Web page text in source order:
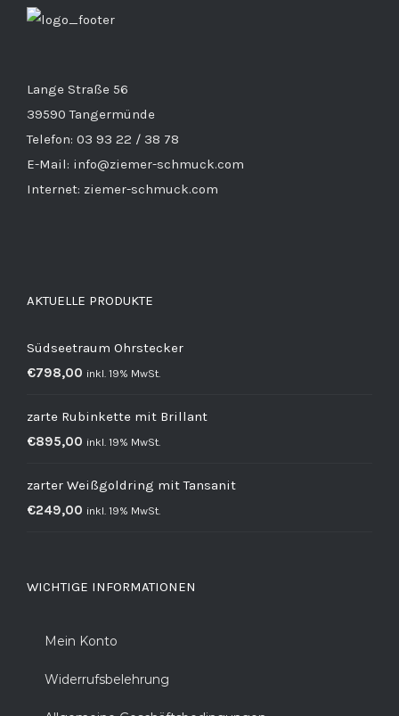
Lange Straße 56
39590 Tangermünde
Telefon: 03 93 22 / 38 78
E-Mail: info@ziemer-schmuck.com
Internet: ziemer-schmuck.com
AKTUELLE PRODUKTE
Südseetraum Ohrstecker
€798,00 inkl. 19% MwSt.
zarte Rubinkette mit Brillant
€895,00 inkl. 19% MwSt.
zarter Weißgoldring mit Tansanit
€249,00 inkl. 19% MwSt.
WICHTIGE INFORMATIONEN
Mein Konto
Widerrufsbelehrung